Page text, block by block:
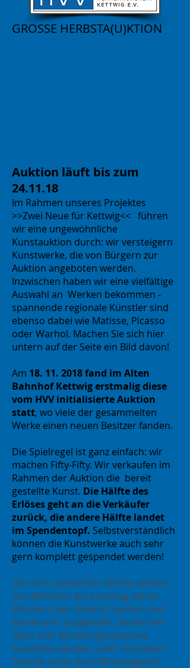
GROSSE HERBSTA(U)KTION
Auktion läuft bis zum
24.11.18
Im Rahmen unseres Projektes
>>Zwei Neue für Kettwig<< führen
wir eine ungewöhnliche
Kunstauktion durch: wir versteigern
Kunstwerke, die von Bürgern zur
Auktion angeboten werden.
Inzwischen haben wir eine vielfältige
Auswahl an Werken bekommen -
spannende regionale Künstler sind
ebenso dabei wie Matisse, Picasso
oder Warhol. Machen Sie sich hier
untern auf der Seite ein Bild davon!
Am 18. 11. 2018fand im Alten
Bahnhof Kettwig erstmalig diese
vom HVV initialisierte Auktion
statt, wo viele der gesammelten
Werke einen neuen Besitzer fanden.
Die Spielregel ist ganz einfach: wir
machen Fifty-Fifty. Wir verkaufen im
Rahmen der Auktion die bereit
gestellte Kunst. Die Hälfte des
Erlöses geht an die Verkäufer
zurück, die andere Hälfte landet
im Spendentopf. Selbstverständlich
können die Kunstwerke auch sehr
gern komplett gespendet werden!
Die nicht verkauften Werke werden
von Mittwoch bis Samstag dieser
Woche in der Galerie Giessler und
Sandmann ausgestellt. Sie können
dann zum Mindestgebotspreis
erworben werden, oder es können
Gebote unter dem Mindestgebot